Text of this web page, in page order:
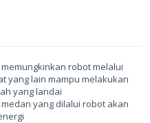
robot melalui
yang lain mampu melakukan
yang landai
yang dilalui robot akan